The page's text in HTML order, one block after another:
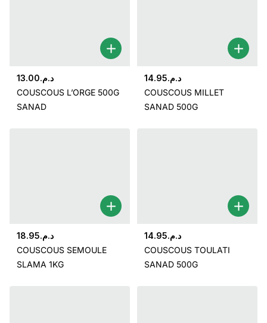
د.م.13.00
COUSCOUS L’ORGE 500G
SANAD
د.م.14.95
COUSCOUS MILLET
SANAD 500G
د.م.18.95
COUSCOUS SEMOULE
SLAMA 1KG
د.م.14.95
COUSCOUS TOULATI
SANAD 500G